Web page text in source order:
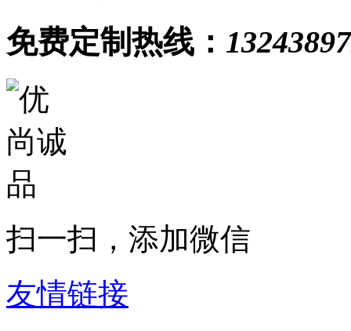
免费定制热线：
扫一扫，添加微信
友情链接